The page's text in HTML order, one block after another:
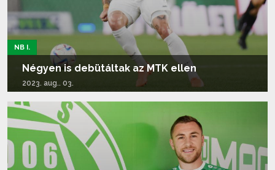
NB I.
Négyen is debütáltak az MTK ellen
2023. aug.. 03.
Tovább olvasom...